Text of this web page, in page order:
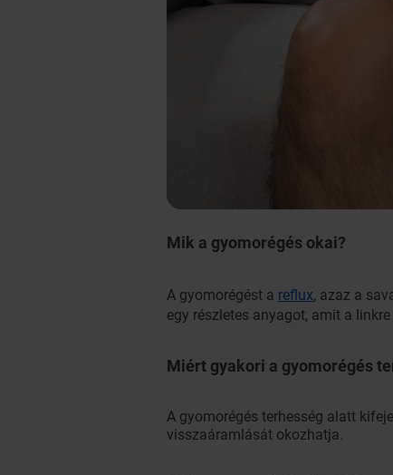
Mik a gyomorégés okai?
A gyomorégést a reflux, azaz a
egy részletes anyagot, amit a
Miért gyakori a gyomorégés
A gyomorégés terhesség alatt
visszaáramlását okozhatja.